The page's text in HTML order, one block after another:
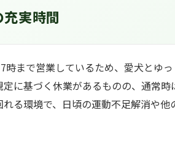
実時間
時まで営業しているため、愛犬とゆっ
に基づく休業があるものの、通常
る環境で、日頃の運動不足解消や